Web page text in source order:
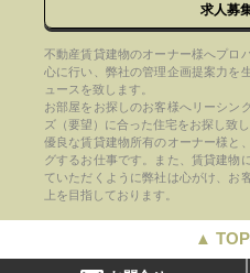
求人募
不動産賃貸建物のオーナー様へプロ
心に行い、弊社の管理企画提案力を
ュースを致します。
お部屋をお探しのお客様へリーシン
ズ（要望）に合った住宅をお探し致し
優良な賃貸建物所有のオーナー様と
グするお仕事です。また、賃貸建物
ていただくように弊社は心がけ、お
上を目指しております。
▲